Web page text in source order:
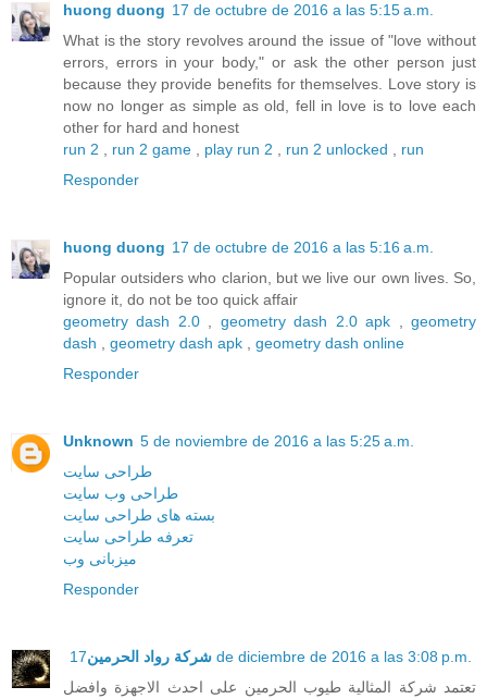
huong duong 17 de octubre de 2016 a las 5:15 a.m.
What is the story revolves around the issue of "love without
errors, errors in your body," or ask the other person just
because they provide benefits for themselves. Love story is
now no longer as simple as old, fell in love is to love each
other for hard and honest
run 2
run 2 game play run 2 run 2 unlocked
run
Responder
huong duong 17 de octubre de 2016 a las 5:16 a.m.
Popular outsiders who clarion, but we live our own lives. So,
ignore it, do not be too quick affair
geometry dash 2.0, geometry dash 2.0 apk ,geometry
dash
geometry dash apk
geometry dash online
Responder
Unknown 5 de noviembre de 2016 a las 5:25 a.m.
طراحی سایت
طراحی وب سایت
بسته های طراحی سایت
تعرفه طراحی سایت
میزبانی وب
Responder
شركة رواد الحرمين 17 de diciembre de 2016 a las 3:08 p.m.
تعتمد شركة المثالية طيوب الحرمين على احدث الاجهزة وافضل